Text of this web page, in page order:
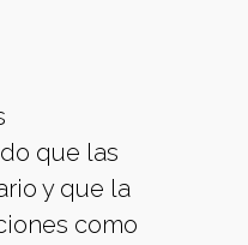
que las
y que la
como